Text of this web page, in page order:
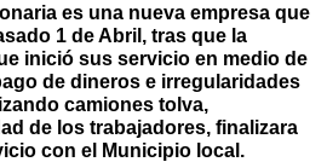
es una nueva empresa que
1 de Abril, tras que la
inició sus servicio en medio de
de dineros e irregularidades
camiones tolva,
de los trabajadores, finalizara
con el Municipio local.